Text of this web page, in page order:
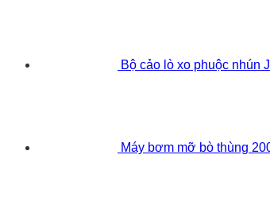
Bộ cảo lò xo phuộc nhún
Máy bơm mỡ bò thùng